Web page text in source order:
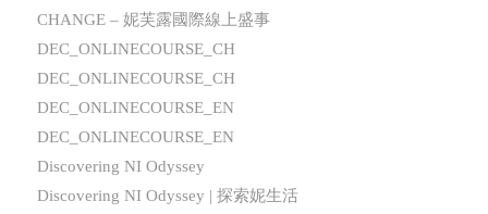
CHANGE – 妮芙露國際線上盛事
DEC_ONLINECOURSE_CH
DEC_ONLINECOURSE_CH
DEC_ONLINECOURSE_EN
DEC_ONLINECOURSE_EN
Discovering NI Odyssey
Discovering NI Odyssey | 探索妮生活